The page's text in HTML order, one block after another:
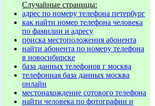
Случайные страницы:
адрес по номеру телефона петербург
как найти номер телефона человека
по фамилии и адресу
поиска местоположения абонента
найти абонента по номеру телефона
в новосибирске
база данных телефонов г москва
телефонная база данных москва
онлайн
местонахождение сотового телефона
найти человека по фотографии и